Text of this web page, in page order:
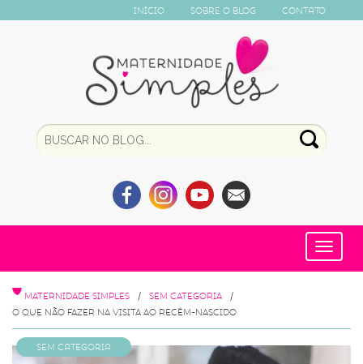
Início Sobre o Blog Contato
Toggle
MATERNIDADE SIMPLES
SEM CATEGORIA
O QUE NÃO FAZER NA VISITA AO RECÉM-NASCIDO
Sem categoria